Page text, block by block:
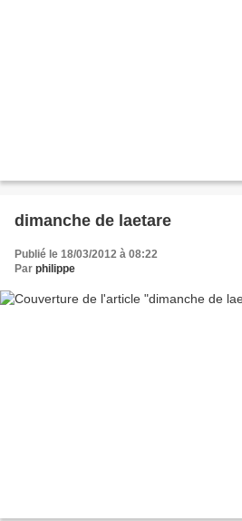
dimanche de laetare
Publié le 18/03/2012 à 08:22
Par philippe